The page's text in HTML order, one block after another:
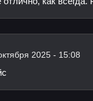
2025 - 15:08